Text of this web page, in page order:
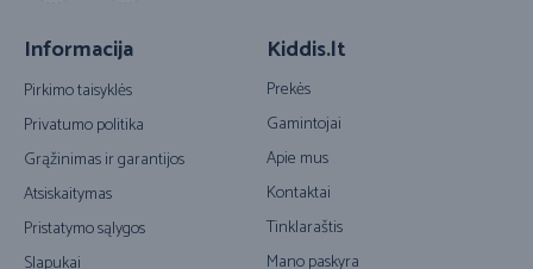
Informacija
Pirkimo taisyklės
Privatumo politika
Grąžinimas ir garantijos
Atsiskaitymas
Pristatymo sąlygos
Slapukai
Kiddis.lt
Prekės
Gamintojai
Apie mus
Kontaktai
Tinklaraštis
Mano paskyra